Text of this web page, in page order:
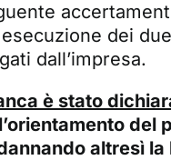
dei
dall’impresa.
è stato
del
altresì